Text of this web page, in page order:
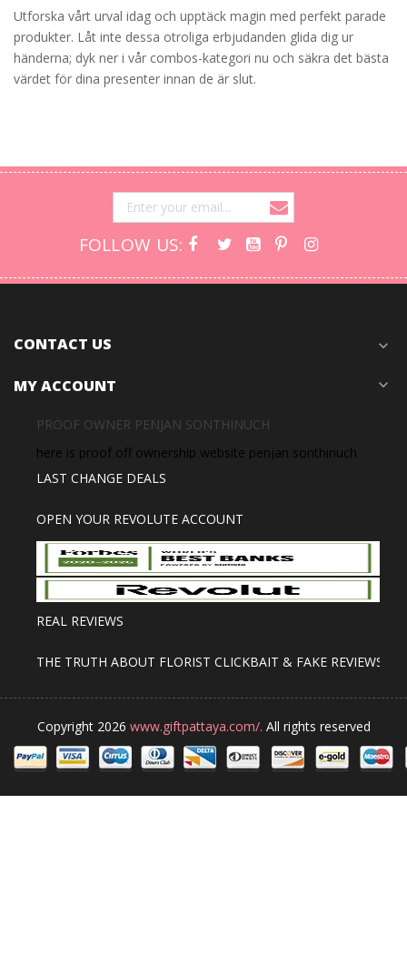
Utforska vårt urval idag och upptäck magin med perfekt parade
produkter. Låt inte dessa otroliga erbjudanden glida dig ur
händerna; dyk ner i vår combos-kategori nu och säkra det bästa
värdet för dina presenter innan de är slut.
FOLLOW US:
CONTACT US expand_more
MY ACCOUNT expand_more
PROOF OWNER PENJAN SONTHINUCH
here is proof off ownership website penjan sonthinuch
LAST CHANGE DEALS
OPEN YOUR REVOLUTE ACCOUNT
REAL REVIEWS
THE TRUTH ABOUT FLORIST CLICKBAIT & FAKE REVIEWS
Copyright 2026 www.giftpattaya.com/. All rights reserved